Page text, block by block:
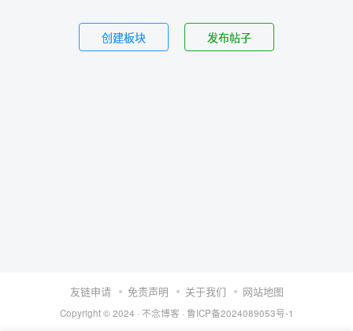
创建板块 发布帖子
友链申请 免责声明 关于我们 网站地图
Copyright © 2024 · 不念博客 · 鲁ICP备2024089053号-1